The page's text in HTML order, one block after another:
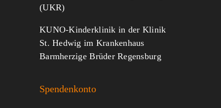
(UKR)
KUNO-Kinderklinik in der Klinik
St. Hedwig im Krankenhaus
Barmherzige Brüder Regensburg
Spendenkonto